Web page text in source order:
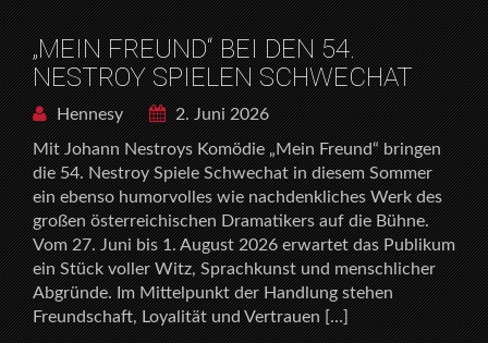
„MEIN FREUND“ BEI DEN 54.
NESTROY SPIELEN SCHWECHAT
Hennesy
2. Juni 2026
Mit Johann Nestroys Komödie „Mein Freund“ bringen
die 54. Nestroy Spiele Schwechat in diesem Sommer
ein ebenso humorvolles wie nachdenkliches Werk des
großen österreichischen Dramatikers auf die Bühne.
Vom 27. Juni bis 1. August 2026 erwartet das Publikum
ein Stück voller Witz, Sprachkunst und menschlicher
Abgründe. Im Mittelpunkt der Handlung stehen
Freundschaft, Loyalität und Vertrauen […]